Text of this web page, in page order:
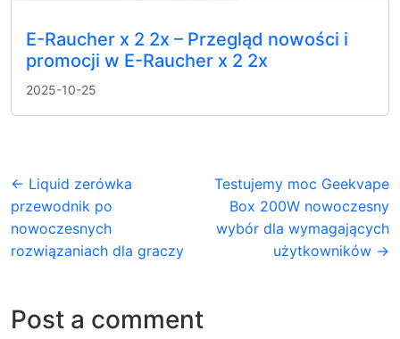
E-Raucher x 2 2x – Przegląd nowości i
promocji w E-Raucher x 2 2x
2025-10-25
← Liquid zerówka
przewodnik po
nowoczesnych
rozwiązaniach dla graczy
Testujemy moc Geekvape
Box 200W nowoczesny
wybór dla wymagających
użytkowników →
Post a comment